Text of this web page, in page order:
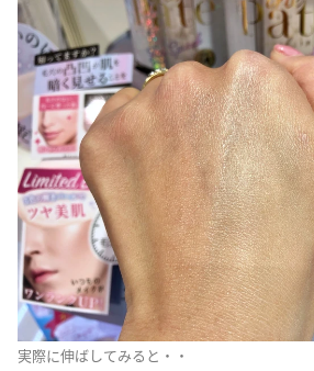
実際に伸ばしてみると・・